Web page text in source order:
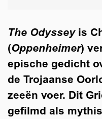
The Odysseyis
(Oppenheimer)
epische gedicht
de Trojaanse
zeeën voer. Dit
gefilmd als